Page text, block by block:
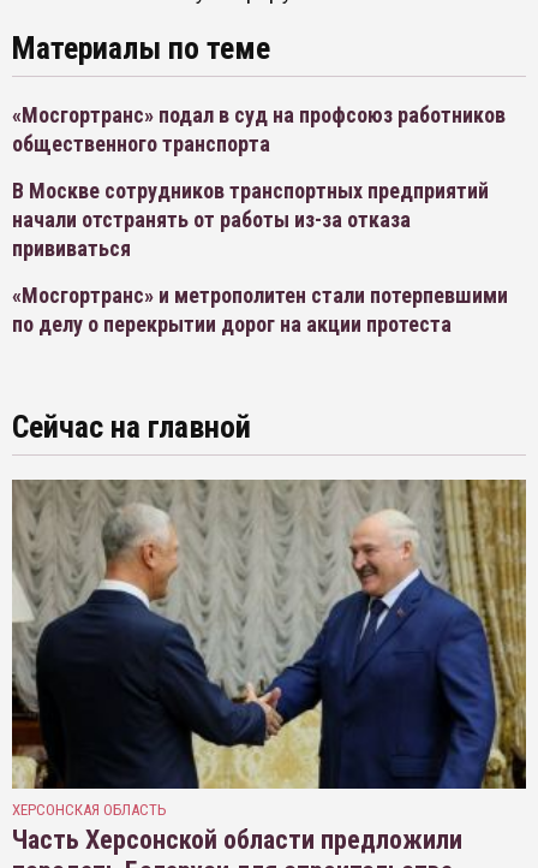
Материалы по теме
«Мосгортранс» подал в суд на профсоюз работников
общественного транспорта
В Москве сотрудников транспортных предприятий
начали отстранять от работы из-за отказа
прививаться
«Мосгортранс» и метрополитен стали потерпевшими
по делу о перекрытии дорог на акции протеста
Сейчас на главной
ХЕРСОНСКАЯ ОБЛАСТЬ
Часть Херсонской области предложили